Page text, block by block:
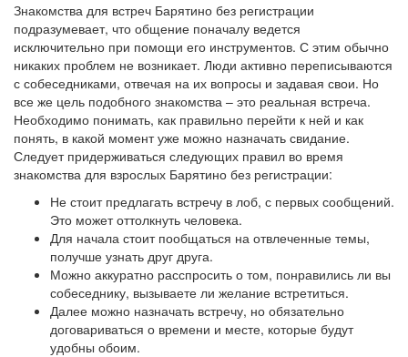
Знакомства для встреч Барятино без регистрации
подразумевает, что общение поначалу ведется
исключительно при помощи его инструментов. С этим обычно
никаких проблем не возникает. Люди активно переписываются
с собеседниками, отвечая на их вопросы и задавая свои. Но
все же цель подобного знакомства – это реальная встреча.
Необходимо понимать, как правильно перейти к ней и как
понять, в какой момент уже можно назначать свидание.
Следует придерживаться следующих правил во время
знакомства для взрослых Барятино без регистрации:
Не стоит предлагать встречу в лоб, с первых сообщений.
Это может оттолкнуть человека.
Для начала стоит пообщаться на отвлеченные темы,
получше узнать друг друга.
Можно аккуратно расспросить о том, понравились ли вы
собеседнику, вызываете ли желание встретиться.
Далее можно назначать встречу, но обязательно
договариваться о времени и месте, которые будут
удобны обоим.